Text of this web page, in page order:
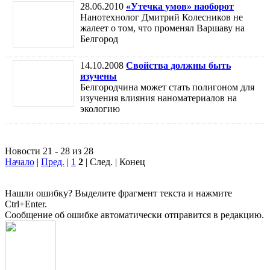
28.06.2010 «Утечка умов» наоборот
Нанотехнолог Дмитрий Колесников не
жалеет о том, что променял Варшаву на
Белгород
14.10.2008 Свойства должны быть
изучены
Белгородчина может стать полигоном для
изучения влияния наноматериалов на
экологию
Новости 21 - 28 из 28
Начало | Пред. | 1 2 | След. | Конец
Нашли ошибку? Выделите фрагмент текста и нажмите
Ctrl+Enter.
Сообщение об ошибке автоматически отправится в редакцию.